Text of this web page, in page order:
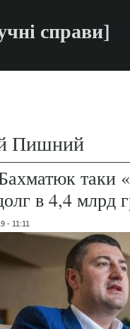
справи]
Пишний
таки
в 4,4 млрд
- 11:11